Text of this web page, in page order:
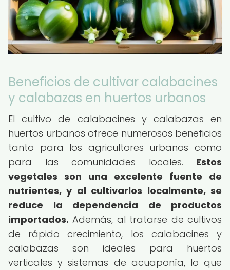
Beneficios de cultivar calabacines
y calabazas en huertos urbanos
El cultivo de calabacines y calabazas en
huertos urbanos ofrece numerosos beneficios
tanto para los agricultores urbanos como
para las comunidades locales. Estos
vegetales son una excelente fuente de
nutrientes, y al cultivarlos localmente, se
reduce la dependencia de productos
importados. Además, al tratarse de cultivos
de rápido crecimiento, los calabacines y
calabazas son ideales para huertos
verticales y sistemas de acuaponía, lo que